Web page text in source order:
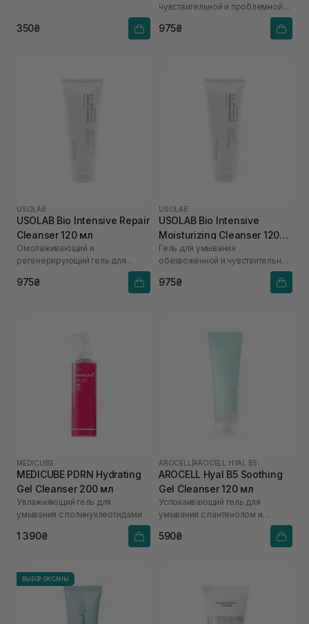
350₴
чувствительной и проблемной
975₴
USOLAB
USOLAB Bio Intensive Repair
Cleanser 120 мл
Омолаживающий и
регенерирующий гель для
975₴
USOLAB
USOLAB Bio Intensive
Moisturizing Cleanser 120
мл
Гель для умывания
обезвоженной и чувствительной
975₴
MEDICUBE
MEDICUBE PDRN Hydrating
Gel Cleanser 200 мл
Увлажняющий гель для
умывания с полинуклеотидами
1 390₴
AROCELL AROCELL HYAL B5
AROCELL Hyal B5 Soothing
Gel Cleanser 120 мл
Успокаивающий гель для
умывания с пантенолом и
590₴
ВЫБОР ОКСАНЫ